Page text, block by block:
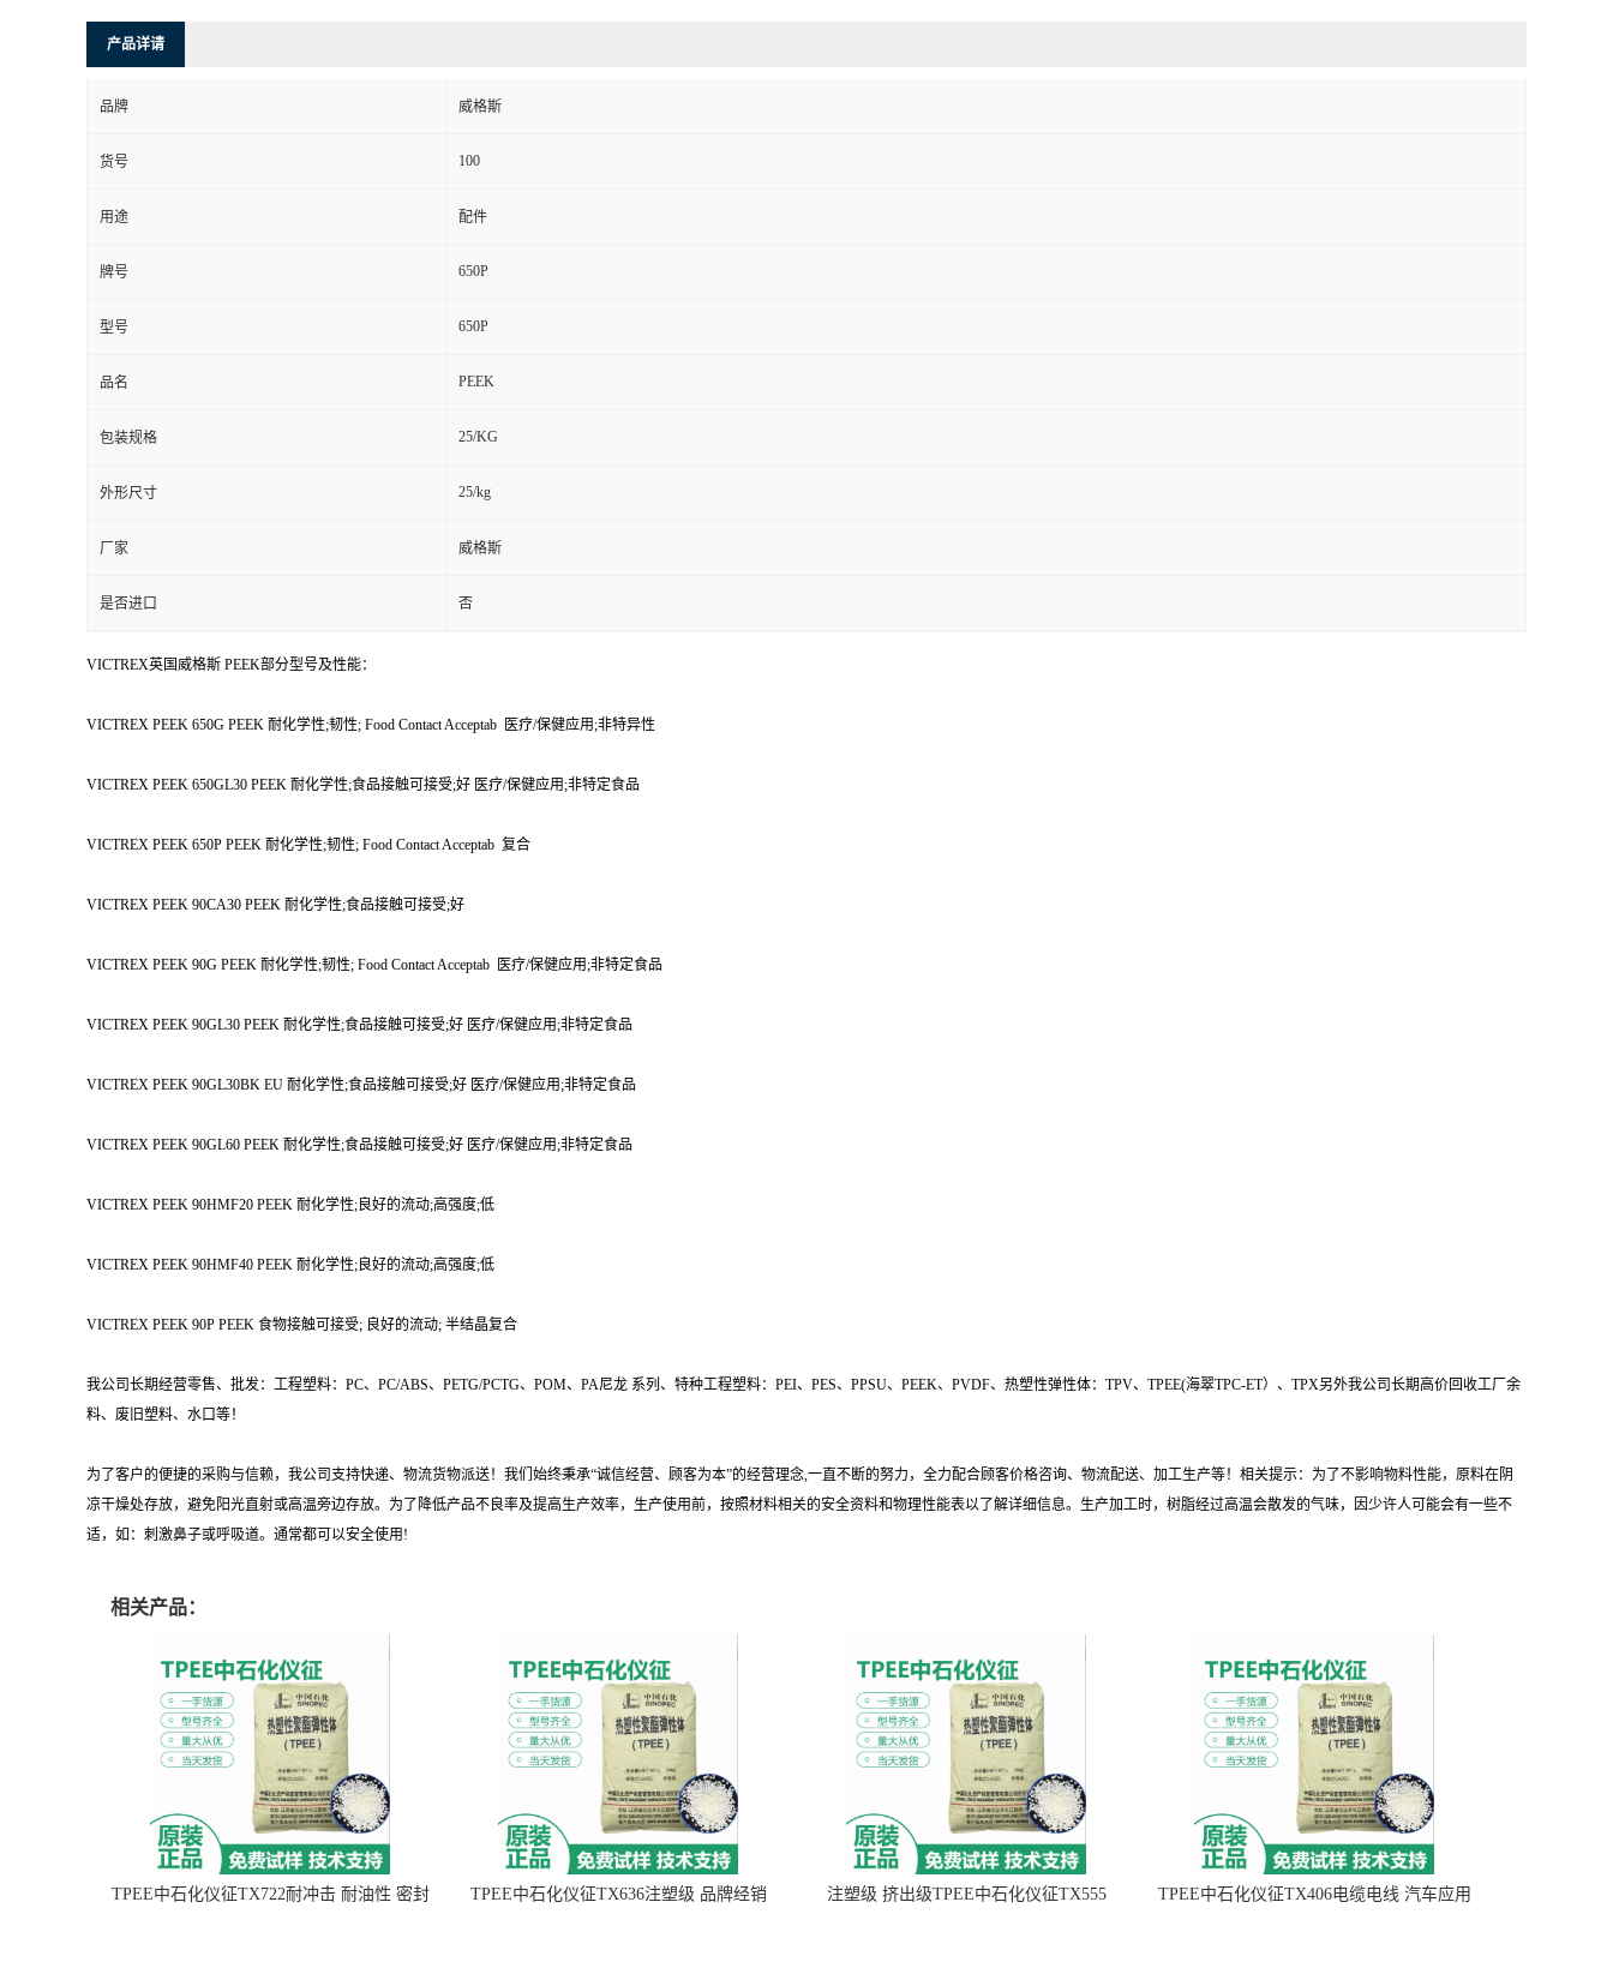
产品详请
品牌 威格斯
货号 100
用途 配件
牌号 650P
型号 650P
品名 PEEK
包装规格 25/KG
外形尺寸 25/kg
厂家 威格斯
是否进口 否
VICTREX英国威格斯 PEEK部分型号及性能：
VICTREX PEEK 650G PEEK 耐化学性;韧性; Food Contact Acceptab 医疗/保健应用;非特异性
VICTREX PEEK 650GL30 PEEK 耐化学性;食品接触可接受;好 医疗/保健应用;非特定食品
VICTREX PEEK 650P PEEK 耐化学性;韧性; Food Contact Acceptab 复合
VICTREX PEEK 90CA30 PEEK 耐化学性;食品接触可接受;好
VICTREX PEEK 90G PEEK 耐化学性;韧性; Food Contact Acceptab 医疗/保健应用;非特定食品
VICTREX PEEK 90GL30 PEEK 耐化学性;食品接触可接受;好 医疗/保健应用;非特定食品
VICTREX PEEK 90GL30BK EU 耐化学性;食品接触可接受;好 医疗/保健应用;非特定食品
VICTREX PEEK 90GL60 PEEK 耐化学性;食品接触可接受;好 医疗/保健应用;非特定食品
VICTREX PEEK 90HMF20 PEEK 耐化学性;良好的流动;高强度;低
VICTREX PEEK 90HMF40 PEEK 耐化学性;良好的流动;高强度;低
VICTREX PEEK 90P PEEK 食物接触可接受; 良好的流动; 半结晶复合
我公司长期经营零售、批发：工程塑料：PC、PC/ABS、PETG/PCTG、POM、PA尼龙 系列、特种工程塑料：PEI、PES、PPSU、PEEK、PVDF、热塑性弹性体：TPV、TPEE(海翠TPC-ET）、TPX另外我公司长期高价回收工厂余
料、废旧塑料、水口等！
为了客户的便捷的采购与信赖，我公司支持快递、物流货物派送！我们始终秉承“诚信经营、顾客为本”的经营理念,一直不断的努力，全力配合顾客价格咨询、物流配送、加工生产等！相关提示：为了不影响物料性能，原料在阴
凉干燥处存放，避免阳光直射或高温旁边存放。为了降低产品不良率及提高生产效率，生产使用前，按照材料相关的安全资料和物理性能表以了解详细信息。生产加工时，树脂经过高温会散发的气味，因少许人可能会有一些不
适，如：刺激鼻子或呼吸道。通常都可以安全使用!
相关产品：
TPEE中石化仪征TX722耐冲击 耐油性 密封
TPEE中石化仪征TX636注塑级 品牌经销 注塑级 挤出级TPEE中石化仪征TX555 TPEE中石化仪征TX406电缆电线 汽车应用